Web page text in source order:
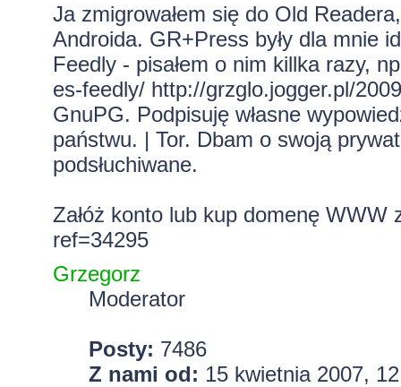
Ja zmigrowałem się do Old
Androida. GR+Press były dla mnie
Feedly - pisałem o nim killka razy,
es-feedly/ http://grzglo.jogger.pl/
GnuPG. Podpisuję własne
państwu. | Tor. Dbam o swoją
podsłuchiwane.
Załóż konto lub kup domenę
ref=34295
Grzegorz
Moderator
Posty: 7486
Z nami od: 15 kwietnia 2007,